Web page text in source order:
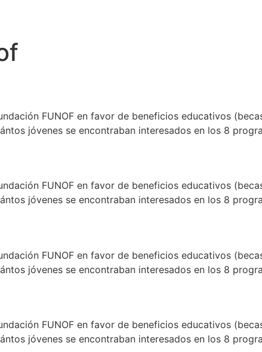
FUNOF en favor de beneficios educativos
jóvenes se encontraban interesados en los 8
FUNOF en favor de beneficios educativos
jóvenes se encontraban interesados en los 8
FUNOF en favor de beneficios educativos
jóvenes se encontraban interesados en los 8
FUNOF en favor de beneficios educativos
jóvenes se encontraban interesados en los 8